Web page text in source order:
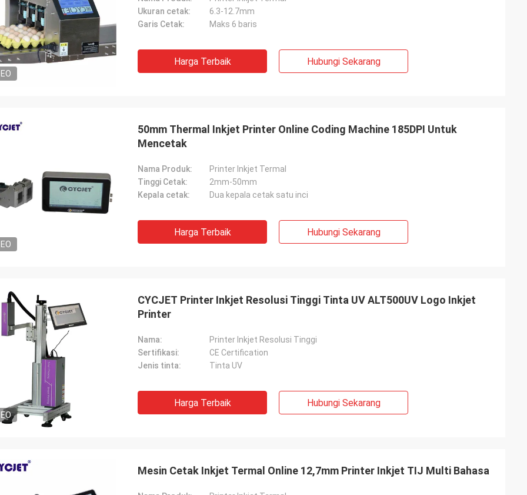
Ukuran cetak:
6.3-12.7mm
Garis Cetak:
Maks 6 baris
Harga Terbaik Hubungi Sekarang
50mm Thermal Inkjet Printer Online Coding Machine 185DPI Untuk
Mencetak
Nama Produk:
Printer Inkjet Termal
Tinggi Cetak:
2mm-50mm
Kepala cetak:
Dua kepala cetak satu inci
Harga Terbaik Hubungi Sekarang
CYCJET Printer Inkjet Resolusi Tinggi Tinta UV ALT500UV Logo Inkjet
Printer
Nama:
Printer Inkjet Resolusi Tinggi
Sertifikasi:
CE Certification
Jenis tinta:
Tinta UV
Harga Terbaik Hubungi Sekarang
Mesin Cetak Inkjet Termal Online 12,7mm Printer Inkjet TIJ Multi Bahasa